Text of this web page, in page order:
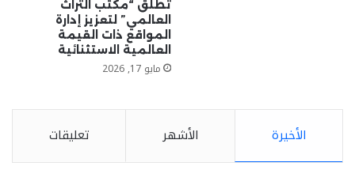
تطلق “مكتب التراث
العالمي” لتعزيز إدارة
المواقع ذات القيمة
العالمية الاستثنائية
مايو 17, 2026
الأخيرة الأشهر تعليقات